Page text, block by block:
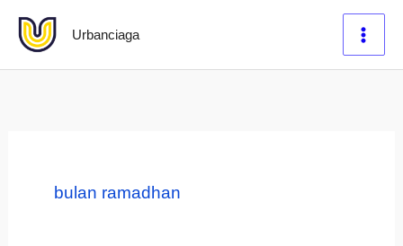
Lewati
konten
Urbanciaga
bulan ramadhan